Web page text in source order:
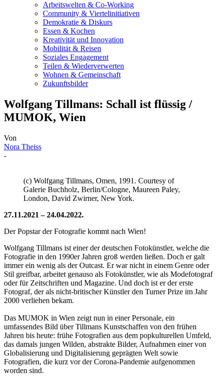
Arbeitswelten & Co-Working
Community & Viertelinitiativen
Demokratie & Diskurs
Essen & Kochen
Kreativität und Innovation
Mobilität & Reisen
Soziales Engagement
Teilen & Wiederverwerten
Wohnen & Gemeinschaft
Zukunftsbilder
Wolfgang Tillmans: Schall ist flüssig /
MUMOK, Wien
Von
Nora Theiss
-
(c) Wolfgang Tillmans, Omen, 1991. Courtesy of
Galerie Buchholz, Berlin/Cologne, Maureen Paley,
London, David Zwirner, New York.
27.11.2021 – 24.04.2022.
Der Popstar der Fotografie kommt nach Wien!
Wolfgang Tillmans ist einer der deutschen Fotokünstler, welche die
Fotografie in den 1990er Jahren groß werden ließen. Doch er galt
immer ein wenig als der Outcast. Er war nicht in einem Genre oder
Stil greifbar, arbeitet genauso als Fotokünstler, wie als Modefotograf
oder für Zeitschriften und Magazine. Und doch ist er der erste
Fotograf, der als nicht-britischer Künstler den Turner Prize im Jahr
2000 verliehen bekam.
Das MUMOK in Wien zeigt nun in einer Personale, ein
umfassendes Bild über Tillmans Kunstschaffen von den frühen
Jahren bis heute: frühe Fotografien aus dem popkulturellen Umfeld,
das damals jungen Wilden, abstrakte Bilder, Aufnahmen einer von
Globalisierung und Digitalisierung geprägten Welt sowie
Fotografien, die kurz vor der Corona-Pandemie aufgenommen
worden sind.